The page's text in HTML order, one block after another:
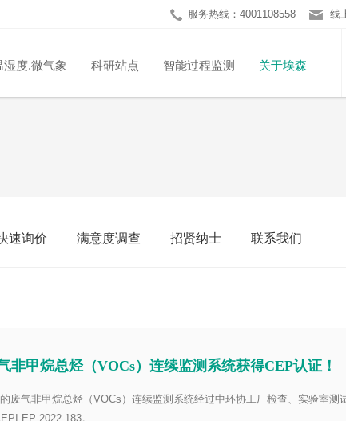
服务热线：4001108558 线
湿度.微气象 科研站点 智能过程监测 关于埃森
速询价 满意度调查 招贤纳士 联系我们
非甲烷总烃（VOCs）连续监测系统获得CEP认证！
废气非甲烷总烃（VOCs）连续监测系统经过中环协工厂检查、实验室测
EP-2022-183。